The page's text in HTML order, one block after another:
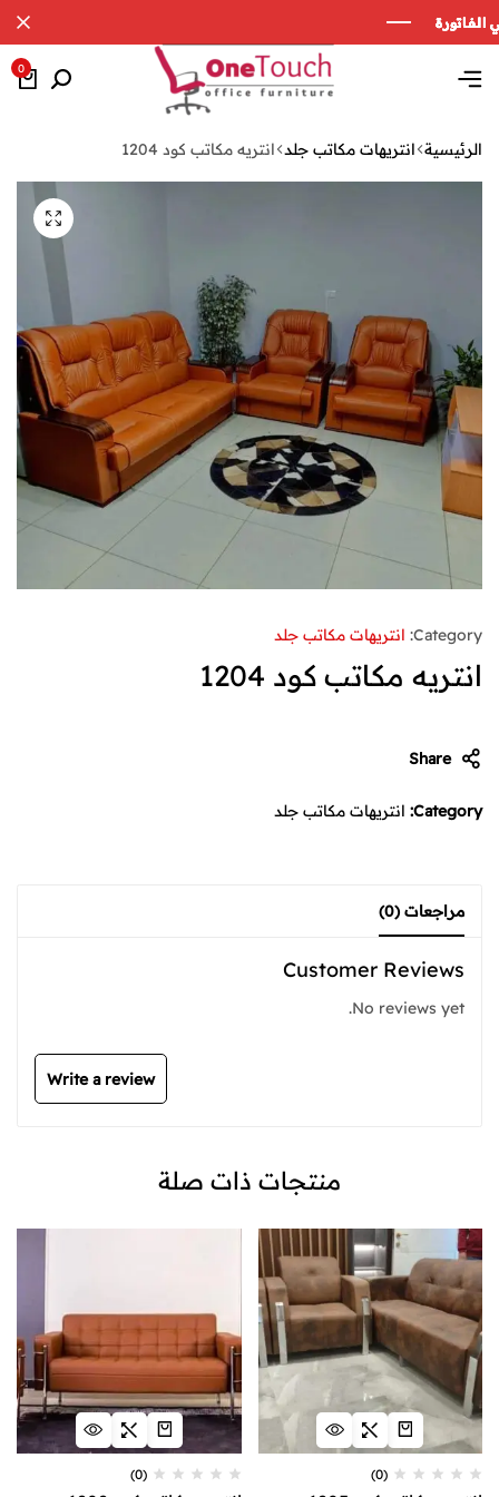
0
الرئيسية انتريهات مكاتب جلد انتريه مكاتب كود 1204
Category: انتريهات مكاتب جلد
انتريه مكاتب كود 1204
Share
Category: انتريهات مكاتب جلد
مراجعات (0)
Customer Reviews
No reviews yet.
Write a review
منتجات ذات صلة
(0)
(0)